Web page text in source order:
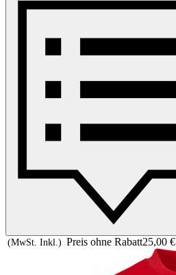
(MwSt. Inkl.) Preis ohne Rabatt25,00 €